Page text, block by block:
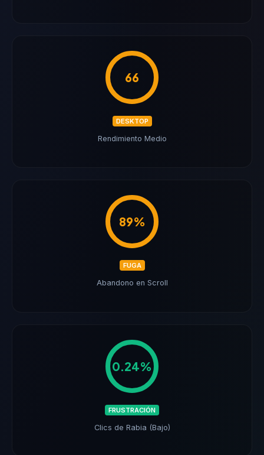
66
DESKTOP
Rendimiento Medio
89%
FUGA
Abandono en Scroll
0.24%
FRUSTRACIÓN
Clics de Rabia (Bajo)